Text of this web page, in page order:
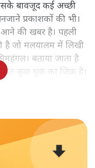
बावजूद कई अच्छी
प्रकाशकों की भी।
की खबर है। पहली
है जो मलयालम में लिखी
बताया जाता है
कुछ चूक का जिक्र है।